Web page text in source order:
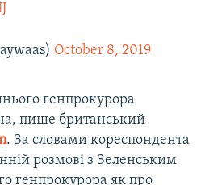
October 8, 2019
генпрокурора
пише британський
. За словами кореспондента
розмові з Зеленським
генпрокурора як про